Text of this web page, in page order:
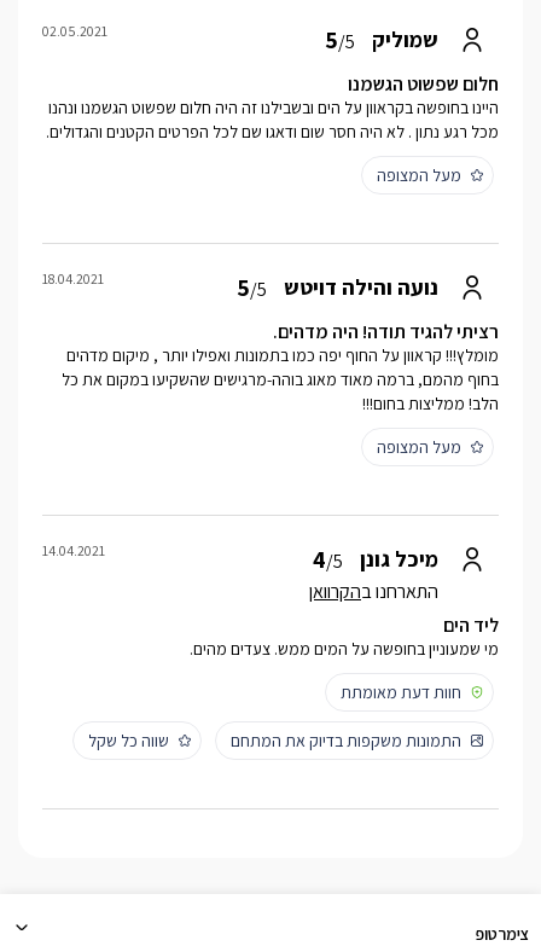
שמוליק 5/5
02.05.2021
חלום שפשוט הגשמנו
היינו בחופשה בקראוון על הים ובשבילנו זה היה חלום שפשוט הגשמנו ונהנו
מכל רגע נתון . לא היה חסר שום ודאגו שם לכל הפרטים הקטנים והגדולים.
מעל המצופה
נועה והילה דויטש 5/5
18.04.2021
רציתי להגיד תודה! היה מדהים.
מומלץ!!! קראוון על החוף יפה כמו בתמונות ואפילו יותר , מיקום מדהים
בחוף מהמם, ברמה מאוד מאוג בוהה-מרגישים שהשקיעו במקום את כל
הלב! ממליצות בחום!!!
מעל המצופה
מיכל גונן 4/5
התארחנו בהקרוואן
14.04.2021
ליד הים
מי שמעוניין בחופשה על המים ממש. צעדים מהים.
חוות דעת מאומתת
התמונות משקפות בדיוק את המתחם שווה כל שקל
צימרטופ